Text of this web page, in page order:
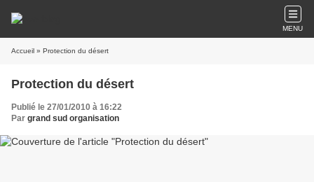
MENU
Accueil » Protection du désert
Protection du désert
Publié le 27/01/2010 à 16:22
Par grand sud organisation